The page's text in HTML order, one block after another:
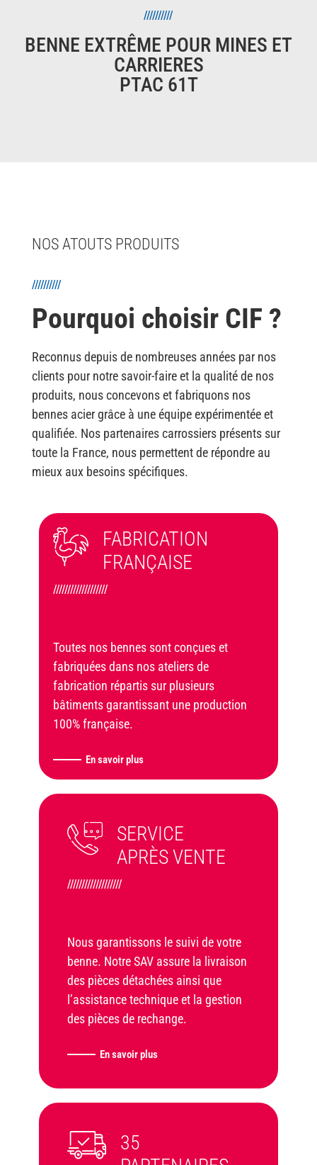
//////////
BENNE EXTRÊME POUR MINES ET
CARRIERES
PTAC 61T
NOS ATOUTS PRODUITS
//////////
Pourquoi choisir CIF ?
Reconnus depuis de nombreuses années par nos
clients pour notre savoir-faire et la qualité de nos
produits, nous concevons et fabriquons nos
bennes acier grâce à une équipe expérimentée et
qualifiée. Nos partenaires carrossiers présents sur
toute la France, nous permettent de répondre au
mieux aux besoins spécifiques.
FABRICATION
FRANÇAISE
///////////////////
Toutes nos bennes sont conçues et
fabriquées dans nos ateliers de
fabrication répartis sur plusieurs
bâtiments garantissant une production
100% française.
En savoir plus
SERVICE
APRÈS VENTE
///////////////////
Nous garantissons le suivi de votre
benne. Notre SAV assure la livraison
des pièces détachées ainsi que
l’assistance technique et la gestion
des pièces de rechange.
En savoir plus
35